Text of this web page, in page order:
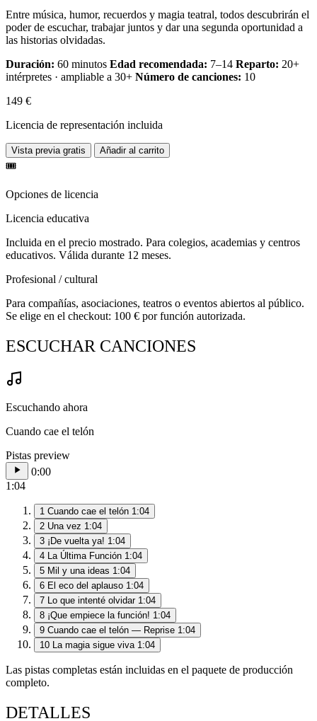
Entre música, humor, recuerdos y magia teatral, todos descubrirán el
poder de escuchar, trabajar juntos y dar una segunda oportunidad a
las historias olvidadas.
Duración: 60 minutos Edad recomendada: 7–14 Reparto: 20+
intérpretes · ampliable a 30+ Número de canciones: 10
149 €
Licencia de representación incluida
Vista previa gratis Añadir al carrito
🎟️
Opciones de licencia
Licencia educativa
Incluida en el precio mostrado. Para colegios, academias y centros
educativos. Válida durante 12 meses.
Profesional / cultural
Para compañías, asociaciones, teatros o eventos abiertos al público.
Se elige en el checkout: 100 € por función autorizada.
ESCUCHAR CANCIONES
Escuchando ahora
Cuando cae el telón
Pistas preview
0:00
1:04
1 Cuando cae el telón 1:04
2 Una vez 1:04
3 ¡De vuelta ya! 1:04
4
La Última Función 1:04
5 Mil y una ideas 1:04
6 El eco del aplauso 1:04
7
Lo que intenté olvidar 1:04
8 ¡Que empiece la función! 1:04
9 Cuando cae el telón — Reprise 1:04
10
La magia sigue viva 1:04
Las pistas completas están incluidas en el paquete de producción
completo.
DETALLES